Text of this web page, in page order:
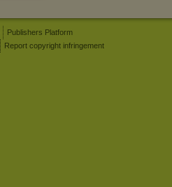
Publishers Platform
Report copyright infringement